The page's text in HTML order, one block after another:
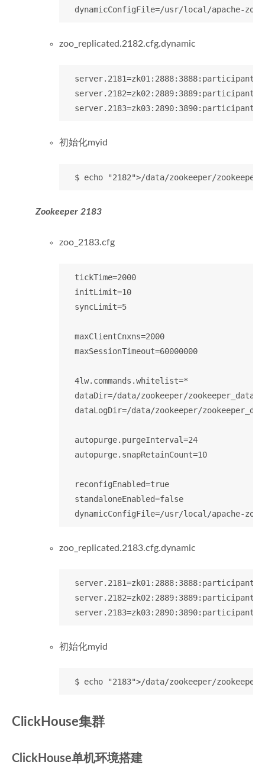
zoo_replicated.2182.cfg.dynamic
初始化myid
Zookeeper 2183
zoo_2183.cfg
  tickTime=2000
  initLimit=10
  syncLimit=5
  maxClientCnxns=2000
  maxSessionTimeout=60000000
  4lw.commands.whitelist=*
dataDir=/data/zookeeper/zookeeper_data/
dataLogDir=/data/zookeeper/
  autopurge.purgeInterval=24
  autopurge.snapRetainCount=10
  reconfigEnabled=true
  standaloneEnabled=false
zoo_replicated.2183.cfg.dynamic
初始化myid
ClickHouse集群
ClickHouse单机环境搭建